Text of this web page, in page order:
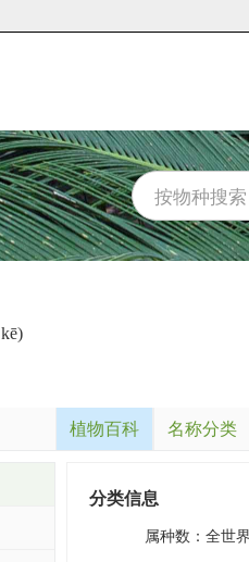
植物百科 名称分类
分类信息
属种数 ： 全世